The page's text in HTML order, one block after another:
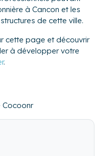
à Cancon et les
de cette ville.
cette page et découvrir
à développer votre
.
Cocoonr